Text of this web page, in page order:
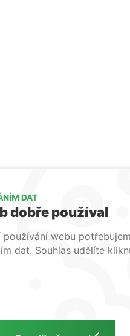
DAT
dobře používal
webu
dat. Souhlas udělíte